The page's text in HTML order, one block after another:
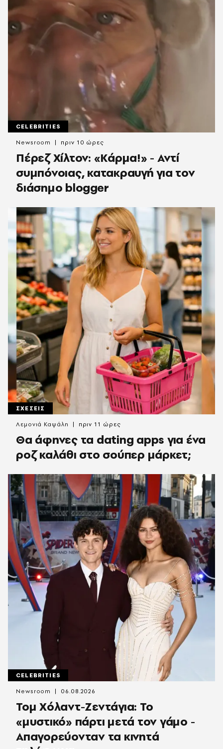
CELEBRITIES
Πέρεζ Χίλτον: «Κάρμα!» - Αντί
συμπόνοιας, κατακραυγή για τον
διάσημο blogger
Newsroom πριν 10 ώρες
ΣΧΕΣΕΙΣ
Θα άφηνες τα dating apps για ένα
ροζ καλάθι στο σούπερ μάρκετ;
Λεμονιά Καψάλη πριν 11 ώρες
CELEBRITIES
Τομ Χόλαντ-Ζεντάγια: Το
«μυστικό» πάρτι μετά τον γάμο -
Απαγορεύονταν τα κινητά
Newsroom 06.08.2026